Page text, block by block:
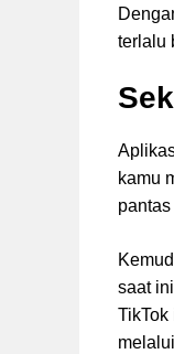
terlalu
kamu
saat